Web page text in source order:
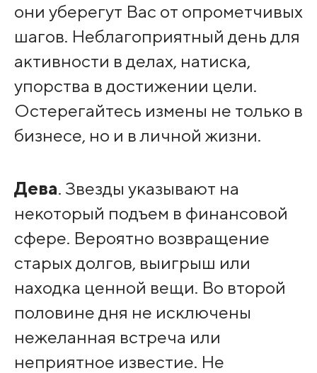
они уберегут Вас от опрометчивых
шагов. Неблагоприятный день для
активности в делах, натиска,
упорства в достижении цели.
Остерегайтесь измены не только в
бизнесе, но и в личной жизни.
Дева. Звезды указывают на
некоторый подъем в финансовой
сфере. Вероятно возвращение
старых долгов, выигрыш или
находка ценной вещи. Во второй
половине дня не исключены
нежеланная встреча или
неприятное известие. Не